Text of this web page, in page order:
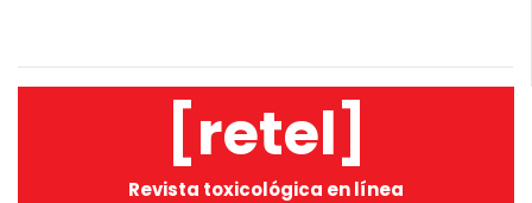
[retel]
Revista toxicológica en línea